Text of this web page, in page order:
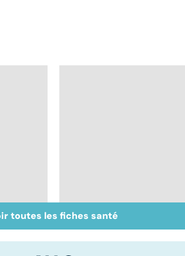
faire
Suicide : prévenir le
passage à l'acte
toutes les fiches santé